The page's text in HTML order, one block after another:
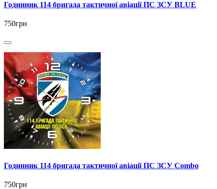
Годинник 114 бригада тактичної авіації ПС ЗСУ BLUE
750грн
Годинник 114 бригада тактичної авіації ПС ЗСУ Combo
750грн